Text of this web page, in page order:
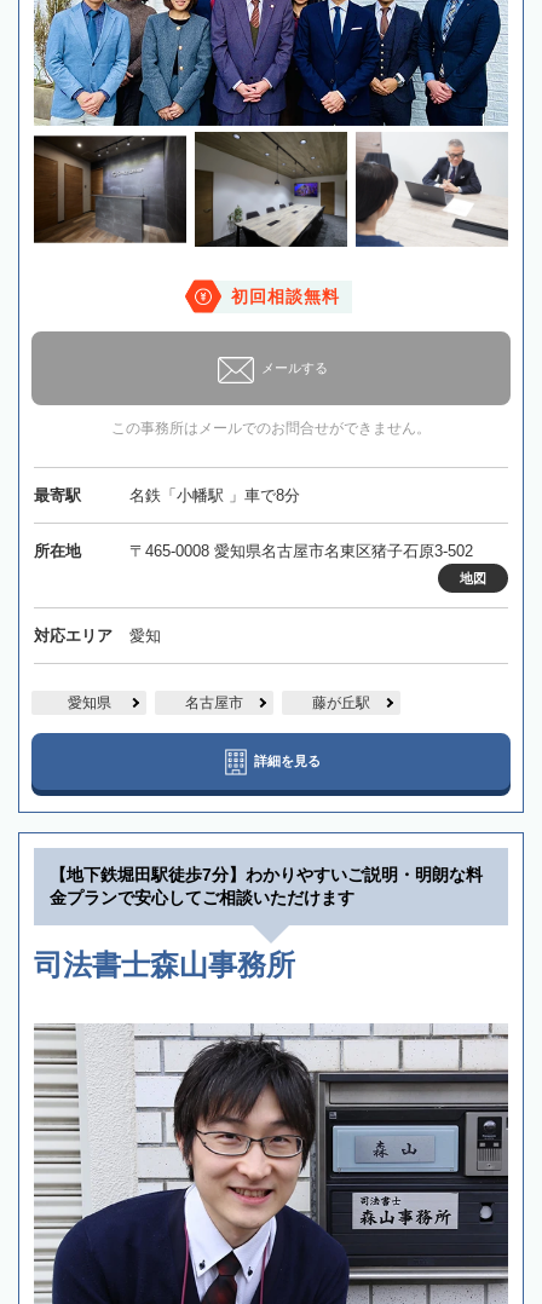
初回相談無料
メールする
この事務所はメールでのお問合せができません。
最寄駅 名鉄「小幡駅 」車で8分
所在地 〒465-0008 愛知県名古屋市名東区猪子石原3-502
地図
対応エリア 愛知
愛知県 名古屋市 藤が丘駅
詳細を見る
【地下鉄堀田駅徒歩7分】わかりやすいご説明・明朗な料
金プランで安心してご相談いただけます
司法書士森山事務所